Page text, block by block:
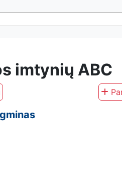
imtynių ABC